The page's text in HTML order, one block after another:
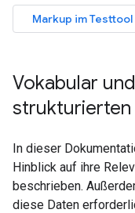
Vokabular
strukturierten
In dieser
Hinblick auf ihre
beschrieben.
diese Daten